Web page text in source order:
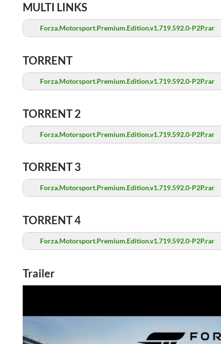
MULTI LINKS
Forza.Motorsport.Premium.Edition.v1.719.592.0-P2P.rar
TORRENT
Forza.Motorsport.Premium.Edition.v1.719.592.0-P2P.rar
TORRENT 2
Forza.Motorsport.Premium.Edition.v1.719.592.0-P2P.rar
TORRENT 3
Forza.Motorsport.Premium.Edition.v1.719.592.0-P2P.rar
TORRENT 4
Forza.Motorsport.Premium.Edition.v1.719.592.0-P2P.rar
Trailer